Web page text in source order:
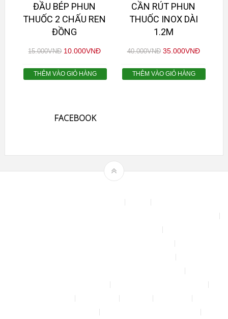
ĐẦU BÉP PHUN
THUỐC 2 CHẤU REN
ĐỒNG
15.000VNĐ 10.000VNĐ
THÊM VÀO GIỎ HÀNG
CẦN RÚT PHUN
THUỐC INOX DÀI
1.2M
40.000VNĐ 35.000VNĐ
THÊM VÀO GIỎ HÀNG
FACEBOOK